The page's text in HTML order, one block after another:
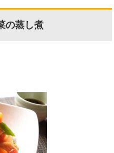
の蒸し煮